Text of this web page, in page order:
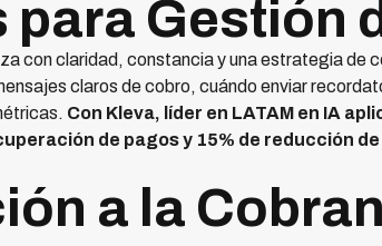
para Gestión
con claridad, constancia y una estrategia de
claros de cobro, cuándo enviar
Con Kleva, líder en LATAM en IA
de pagos y 15% de reducción
a la